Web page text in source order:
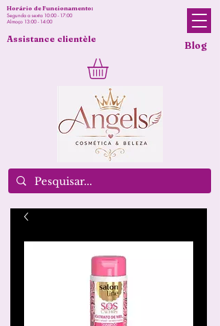
Blog
Horário de Funcionamento:
Segunda a sexta 10:00 - 17:00
Almoço 13:00 - 14:00
Assistance clientèle